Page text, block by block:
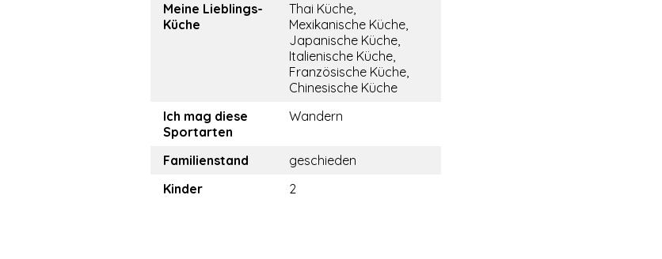
Meine Lieblings-
Küche
Thai Küche,
Mexikanische Küche,
Japanische Küche,
Italienische Küche,
Französische Küche,
Chinesische Küche
Ich mag diese
Sportarten
Wandern
Familienstand
geschieden
Kinder
2